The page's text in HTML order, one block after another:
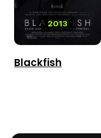
2013
Blackfish